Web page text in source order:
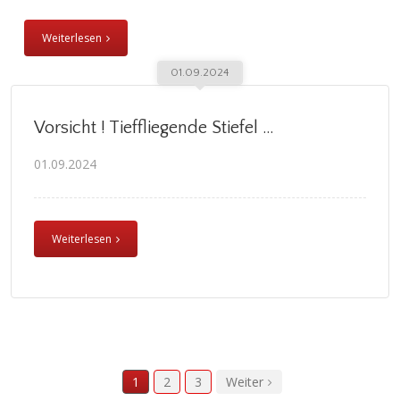
Weiterlesen
01.09.2024
Vorsicht ! Tieffliegende Stiefel …
01.09.2024
Weiterlesen
1 2 3 Weiter